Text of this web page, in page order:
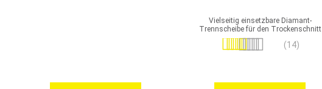
Vielseitig einsetzbare Diamant-
Trennscheibe für den Trockenschnitt
Bewertung:
(14)